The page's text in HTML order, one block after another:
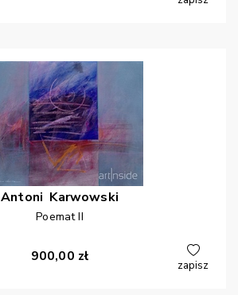
Antoni Karwowski
Poemat II
900,00 zł
zapisz